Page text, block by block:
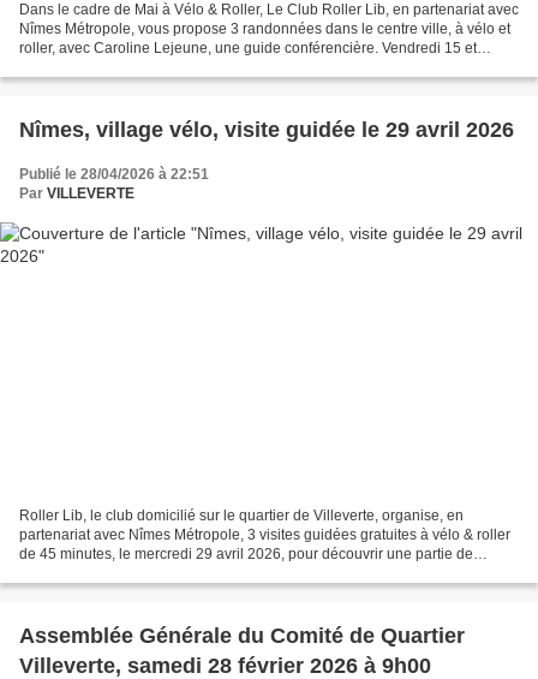
Dans le cadre de Mai à Vélo & Roller, Le Club Roller Lib, en partenariat avec
Nîmes Métropole, vous propose 3 randonnées dans le centre ville, à vélo et
roller, avec Caroline Lejeune, une guide conférencière. Vendredi 15 et
Nîmes, village vélo, visite guidée le 29 avril 2026
Publié le 28/04/2026 à 22:51
Par VILLEVERTE
Roller Lib, le club domicilié sur le quartier de Villeverte, organise, en
partenariat avec Nîmes Métropole, 3 visites guidées gratuites à vélo & roller
de 45 minutes, le mercredi 29 avril 2026, pour découvrir une partie de
Assemblée Générale du Comité de Quartier
Villeverte, samedi 28 février 2026 à 9h00